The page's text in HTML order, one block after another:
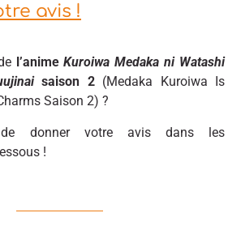
avis !
l’animeKuroiwa Medaka ni Watashi
saison 2 (Medaka Kuroiwa Is
Saison 2) ?
donner votre avis dans les
!